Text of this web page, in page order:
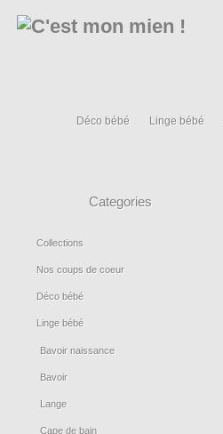
Déco bébé Linge bébé
Categories
Collections
Nos coups de coeur
Déco bébé
Linge bébé
Bavoir naissance
Bavoir
Lange
Cape de bain